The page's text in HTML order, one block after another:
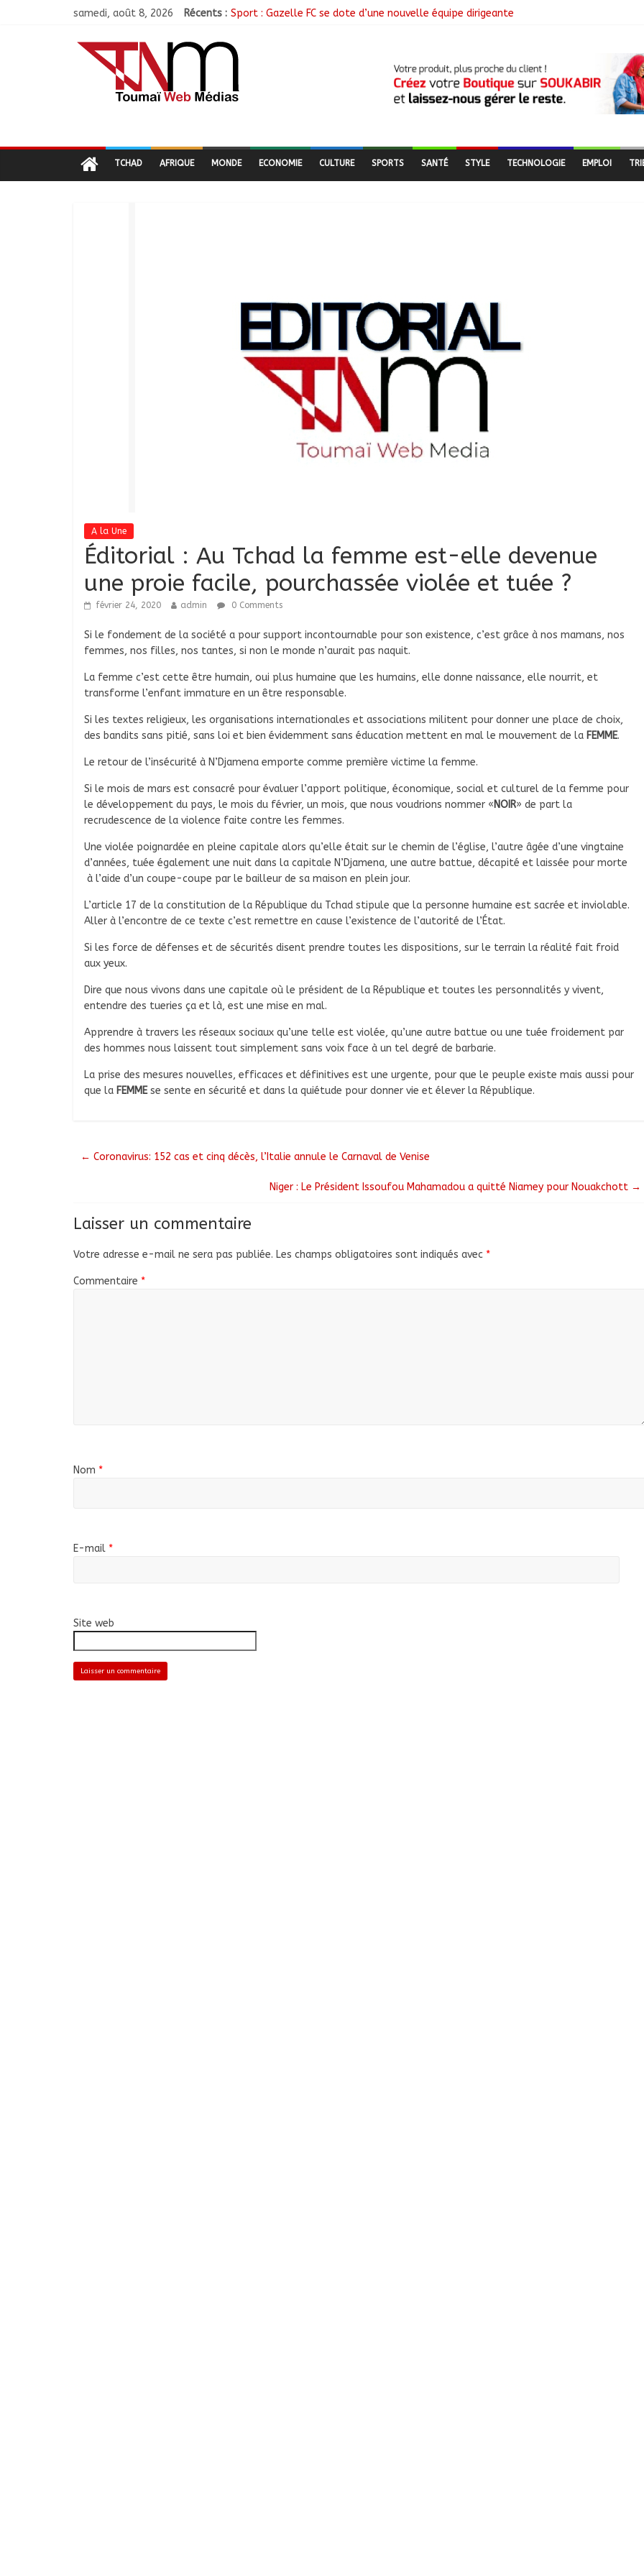
samedi, août 8, 2026 Récents : Sport : Gazelle FC se dote d’une nouvelle équipe dirigeante
Politique : Le RPC lance l’opération de dépôt des demandes de cartes d’adhésion
Ati : Une journée de salubrité organisée au marché moderne
TCHAD AFRIQUE MONDE ECONOMIE CULTURE SPORTS SANTÉ STYLE TECHNOLOGIE EMPLOI
A la Une
Éditorial : Au Tchad la femme est-elle devenue
une proie facile, pourchassée violée et tuée ?
février 24, 2020 admin 0 Comments
Si le fondement de la société a pour support incontournable pour son existence, c’est grâce à nos mamans, nos
femmes, nos filles, nos tantes, si non le monde n’aurait pas naquit.
La femme c’est cette être humain, oui plus humaine que les humains, elle donne naissance, elle nourrit, et
transforme l’enfant immature en un être responsable.
Si les textes religieux, les organisations internationales et associations militent pour donner une place de choix,
des bandits sans pitié, sans loi et bien évidemment sans éducation mettent en mal le mouvement de la FEMME.
Le retour de l’insécurité à N’Djamena emporte comme première victime la femme.
Si le mois de mars est consacré pour évaluer l’apport politique, économique, social et culturel de la femme pour
le développement du pays, le mois du février, un mois, que nous voudrions nommer «NOIR» de part la
recrudescence de la violence faite contre les femmes.
Une violée poignardée en pleine capitale alors qu’elle était sur le chemin de l’église, l’autre âgée d’une vingtaine
d’années, tuée également une nuit dans la capitale N’Djamena, une autre battue, décapité et laissée pour morte
à l’aide d’un coupe-coupe par le bailleur de sa maison en plein jour.
L’article 17 de la constitution de la République du Tchad stipule que la personne humaine est sacrée et inviolable.
Aller à l’encontre de ce texte c’est remettre en cause l’existence de l’autorité de l’État.
Si les force de défenses et de sécurités disent prendre toutes les dispositions, sur le terrain la réalité fait froid
aux yeux.
Dire que nous vivons dans une capitale où le président de la République et toutes les personnalités y vivent,
entendre des tueries ça et là, est une mise en mal.
Apprendre à travers les réseaux sociaux qu’une telle est violée, qu’une autre battue ou une tuée froidement par
des hommes nous laissent tout simplement sans voix face à un tel degré de barbarie.
La prise des mesures nouvelles, efficaces et définitives est une urgente, pour que le peuple existe mais aussi pour
que la FEMMEse sente en sécurité et dans la quiétude pour donner vie et élever la République.
← Coronavirus: 152 cas et cinq décès, l’Italie annule le Carnaval de Venise
Niger : Le Président Issoufou Mahamadou a quitté Niamey pour Nouakchott →
Laisser un commentaire
Votre adresse e-mail ne sera pas publiée. Les champs obligatoires sont indiqués avec *
Commentaire *
Nom *
E-mail *
Site web